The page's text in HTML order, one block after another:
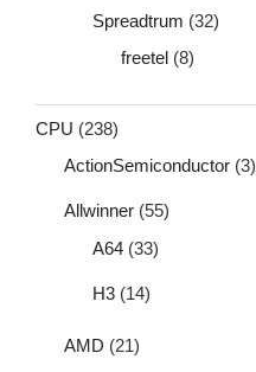
Spreadtrum (32)
freetel (8)
CPU (238)
ActionSemiconductor (3)
Allwinner (55)
A64 (33)
H3 (14)
AMD (21)